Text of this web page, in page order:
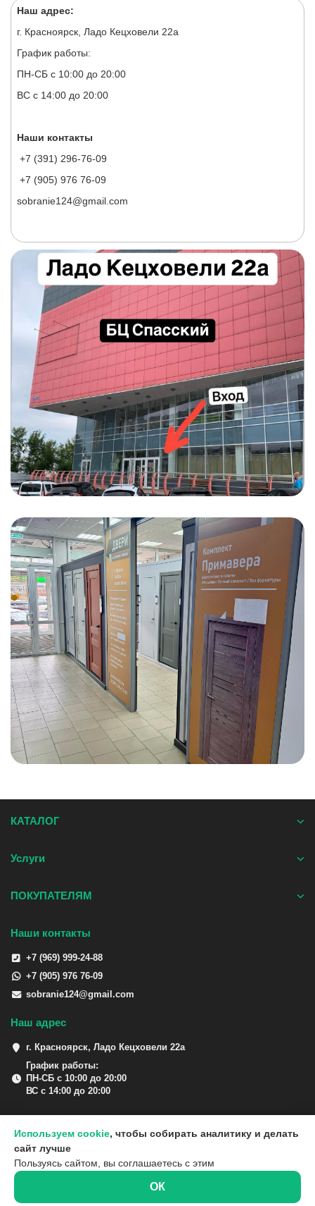
Наш адрес:
г. Красноярск, Ладо Кецховели 22а
График работы:
ПН-СБ с 10:00 до 20:00
ВС с 14:00 до 20:00
Наши контакты
+7 (391) 296-76-09
+7 (905) 976 76-09
sobranie124@gmail.com
КАТАЛОГ
Услуги
ПОКУПАТЕЛЯМ
Наши контакты
+7 (969) 999-24-88
+7 (905) 976 76-09
sobranie124@gmail.com
Наш адрес
г. Красноярск, Ладо Кецховели 22а
График работы:
ПН-СБ с 10:00 до 20:00
ВС с 14:00 до 20:00
Используем cookie, чтобы собирать аналитику и делать
сайт лучше
Пользуясь сайтом, вы соглашаетесь с этим
ОК